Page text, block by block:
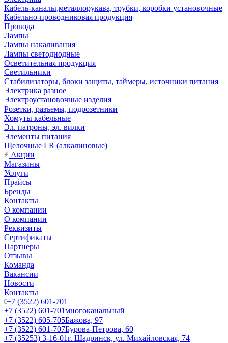
Кабель-каналы,металлорукава, трубки, коробки установочные
Кабельно-проводниковая продукция
Провода
Лампы
Лампы накаливания
Лампы светодиодные
Осветительная продукция
Светильники
Стабилизаторы, блоки защиты, таймеры, источники питания
Электрика разное
Электроустановочные изделия
Розетки, разъемы, подрозетники
Хомуты кабельные
Эл. патроны, эл. вилки
Элементы питания
Щелочные LR (алкалиновые)
Акции
Магазины
Услуги
Прайсы
Бренды
Контакты
О компании
О компании
Реквизиты
Сертификаты
Партнеры
Отзывы
Команда
Вакансии
Новости
Контакты
+7 (3522) 601-701
+7 (3522) 601-701многоканальный
+7 (3522) 605-705Бажова, 97
+7 (3522) 601-707Бурова-Петрова, 60
+7 (35253) 3-16-01г. Шадринск, ул. Михайловская, 74